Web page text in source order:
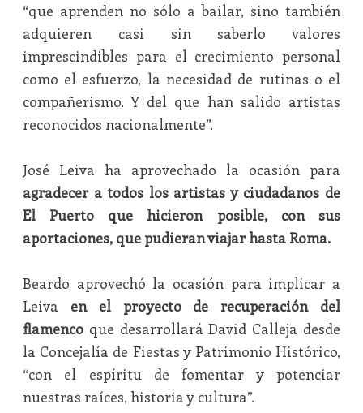
“que aprenden no sólo a bailar, sino también
adquieren casi sin saberlo valores
imprescindibles para el crecimiento personal
como el esfuerzo, la necesidad de rutinas o el
compañerismo. Y del que han salido artistas
reconocidos nacionalmente”.
José Leiva ha aprovechado la ocasión para
agradecer a todos los artistas y ciudadanos de
El Puerto que hicieron posible, con sus
aportaciones, que pudieran viajar hasta Roma.
Beardo aprovechó la ocasión para implicar a
Leiva en el proyecto de recuperación del
flamencoque desarrollará David Calleja desde
la Concejalía de Fiestas y Patrimonio Histórico,
“con el espíritu de fomentar y potenciar
nuestras raíces, historia y cultura”.